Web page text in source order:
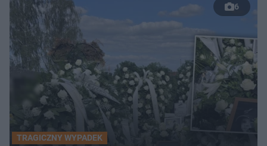
6
TRAGICZNY WYPADEK